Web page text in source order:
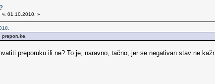
ч. 01.10.2010. »
preporuku ili ne? To je, naravno, tačno, jer se negativan stav ne